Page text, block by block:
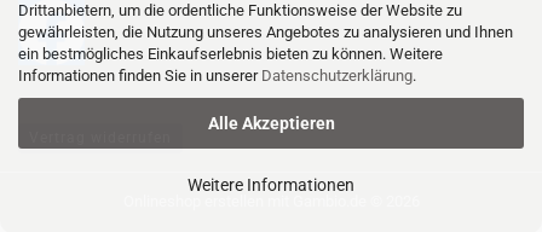
Drittanbietern, um die ordentliche Funktionsweise der Website zu
gewährleisten, die Nutzung unseres Angebotes zu analysieren und Ihnen
ein bestmögliches Einkaufserlebnis bieten zu können. Weitere
Informationen finden Sie in unserer Datenschutzerklärung.
Alle Akzeptieren
Weitere Informationen